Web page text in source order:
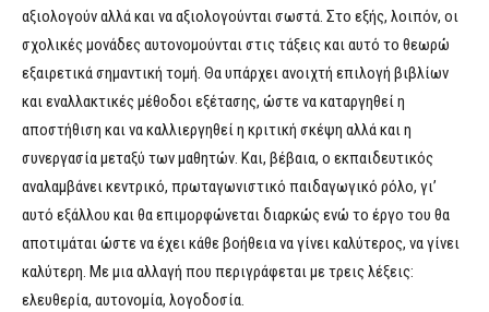
αξιολογούν αλλά και να αξιολογούνται σωστά. Στο εξής, λοιπόν, οι
σχολικές μονάδες αυτονομούνται στις τάξεις και αυτό το θεωρώ
εξαιρετικά σημαντική τομή. Θα υπάρχει ανοιχτή επιλογή βιβλίων
και εναλλακτικές μέθοδοι εξέτασης, ώστε να καταργηθεί η
αποστήθιση και να καλλιεργηθεί η κριτική σκέψη αλλά και η
συνεργασία μεταξύ των μαθητών. Και, βέβαια, ο εκπαιδευτικός
αναλαμβάνει κεντρικό, πρωταγωνιστικό παιδαγωγικό ρόλο, γι’
αυτό εξάλλου και θα επιμορφώνεται διαρκώς ενώ το έργο του θα
αποτιμάται ώστε να έχει κάθε βοήθεια να γίνει καλύτερος, να γίνει
καλύτερη. Με μια αλλαγή που περιγράφεται με τρεις λέξεις:
ελευθερία, αυτονομία, λογοδοσία.